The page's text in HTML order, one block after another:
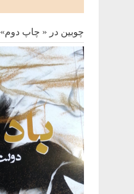
چوبین‌ در « چاپ دوم»